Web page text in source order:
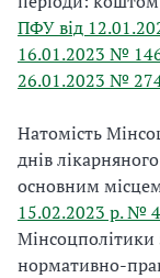
ПФУ від
16.01.2023 №
26.01.2023 №
Натомість
днів
основним
15.02.2023 р. №
Мінсоцполітики
нормативно-